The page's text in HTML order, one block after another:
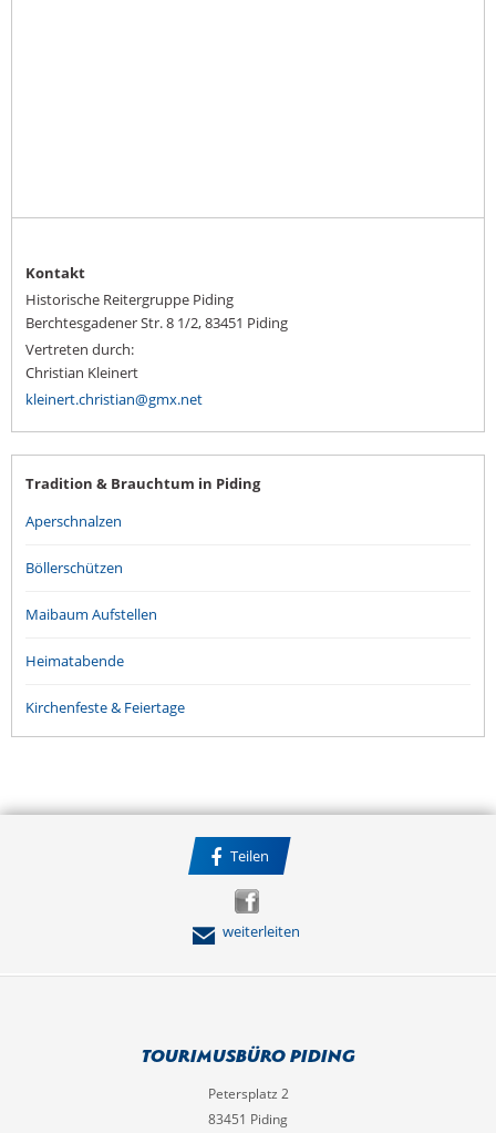
Kontakt
Historische Reitergruppe Piding
Berchtesgadener Str. 8 1/2, 83451 Piding
Vertreten durch:
Christian Kleinert
kleinert.christian@gmx.net
Tradition & Brauchtum in Piding
Aperschnalzen
Böllerschützen
Maibaum Aufstellen
Heimatabende
Kirchenfeste & Feiertage
Teilen
weiterleiten
Tourimusbüro Piding
Petersplatz 2
83451 Piding